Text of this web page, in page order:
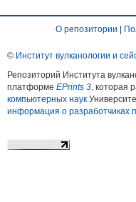
О репозитории
© Институт вулканологии и
Репозиторий Института
платформе EPrints 3, которая
компьютерных наук
информация о разработчиках